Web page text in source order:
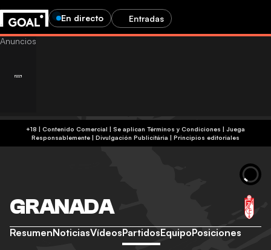
En directo Entradas
+18 | Contenido Comercial | Se aplican Términos y Condiciones | Juega
Responsablemente | Divulgación Publicitária | Principios editoriales
GRANADA
ResumenNoticiasVídeosPartidosEquipoPosiciones